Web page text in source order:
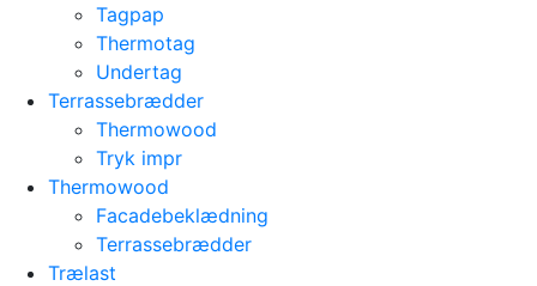
Tagpap
Thermotag
Undertag
Terrassebrædder
Thermowood
Tryk impr
Thermowood
Facadebeklædning
Terrassebrædder
Trælast